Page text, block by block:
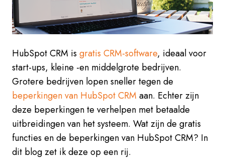
HubSpot CRM is gratis CRM-software, ideaal voor
start-ups, kleine -en middelgrote bedrijven.
Grotere bedrijven lopen sneller tegen de
beperkingen van HubSpot CRM aan. Echter zijn
deze beperkingen te verhelpen met betaalde
uitbreidingen van het systeem. Wat zijn de gratis
functies en de beperkingen van HubSpot CRM? In
dit blog zet ik deze op een rij.